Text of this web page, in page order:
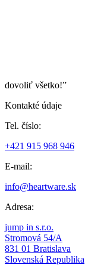
dovoliť všetko!”
Kontakté údaje
Tel. číslo:
+421 915 968 946
E-mail:
info@heartware.sk
Adresa:
jump in s.r.o.
Stromová 54/A
831 01 Bratislava
Slovenská Republika